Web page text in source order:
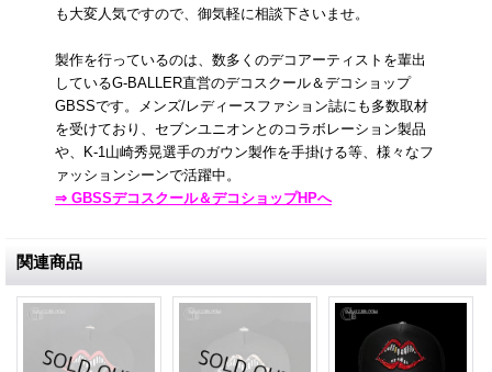
も大変人気ですので、御気軽に相談下さいませ。
製作を行っているのは、数多くのデコアーティストを輩出
しているG-BALLER直営のデコスクール＆デコショップ
GBSSです。メンズ/レディースファション誌にも多数取材
を受けており、セブンユニオンとのコラボレーション製品
や、K-1山崎秀晃選手のガウン製作を手掛ける等、様々なフ
ァッションシーンで活躍中。
⇒ GBSSデコスクール＆デコショップHPへ
関連商品